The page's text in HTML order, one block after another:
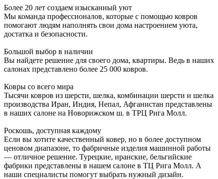
Более 20 лет создаем изысканный уют
Мы команда профессионалов, которые с помощью ковров
помогают людям наполнять свои дома настроением уюта,
достатка и безопасности.
Большой выбор в наличии
Вы найдете решение для своего дома, квартиры. Ведь в наших
салонах представлено более 25 000 ковров.
Ковры со всего мира
Тысячи ковров из шерсти, шелка, комбинации шерсти и шелка
производства Иран, Индия, Непал, Афганистан представлены
в наших салоне на Новорижском ш. в ТРЦ Рига Молл.
Роскошь, доступная каждому
Если вы хотите качественный ковер, но в более доступном
ценовом диапазоне, то фабричные изделия машинной работы
— отличное решение. Турецкие, иранские, бельгийские
фабрики представлены в нашем салоне в ТЦ Рига Молл. А
наши специалисты помогут выбрать нужный дизайн.